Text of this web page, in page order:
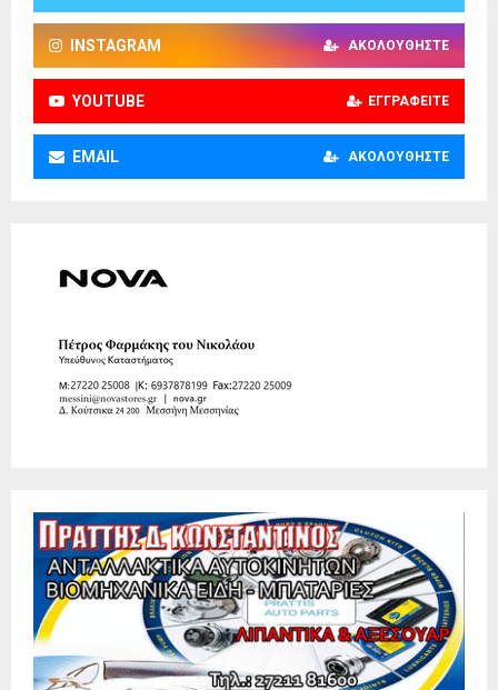
INSTAGRAM ΑΚΟΛΟΥΘΉΣΤΕ
YOUTUBE ΕΓΓΡΑΦΕΊΤΕ
EMAIL ΑΚΟΛΟΥΘΉΣΤΕ